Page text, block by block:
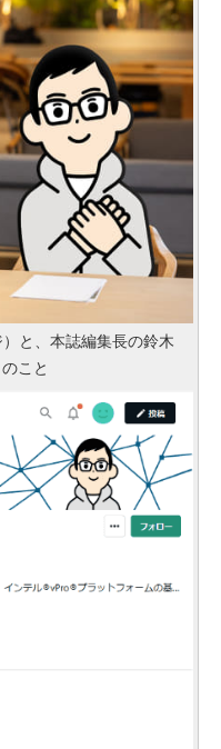
と、本誌編集長の鈴木
こと